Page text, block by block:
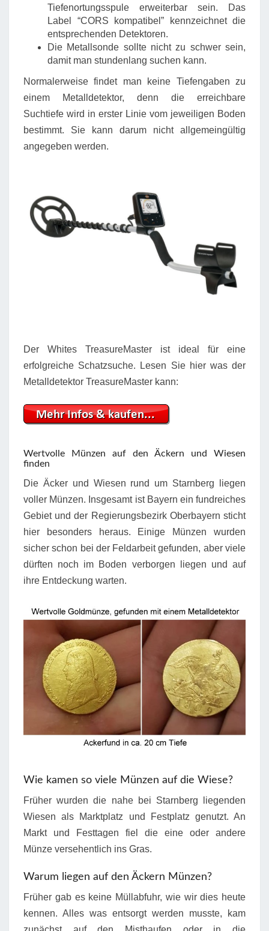
Tiefenortungsspule erweiterbar sein. Das
Label “CORS kompatibel” kennzeichnet die
entsprechenden Detektoren.
Die Metallsonde sollte nicht zu schwer sein,
damit man stundenlang suchen kann.
Normalerweise findet man keine Tiefengaben zu
einem Metalldetektor, denn die erreichbare
Suchtiefe wird in erster Linie vom jeweiligen Boden
bestimmt. Sie kann darum nicht allgemeingültig
angegeben werden.
Der Whites TreasureMaster ist ideal für eine
erfolgreiche Schatzsuche. Lesen Sie hier was der
Metalldetektor TreasureMaster kann:
Wertvolle Münzen auf den Äckern und Wiesen
finden
Die Äcker und Wiesen rund um Starnberg liegen
voller Münzen. Insgesamt ist Bayern ein fundreiches
Gebiet und der Regierungsbezirk Oberbayern sticht
hier besonders heraus. Einige Münzen wurden
sicher schon bei der Feldarbeit gefunden, aber viele
dürften noch im Boden verborgen liegen und auf
ihre Entdeckung warten.
Wie kamen so viele Münzen auf die Wiese?
Früher wurden die nahe bei Starnberg liegenden
Wiesen als Marktplatz und Festplatz genutzt. An
Markt und Festtagen fiel die eine oder andere
Münze versehentlich ins Gras.
Warum liegen auf den Äckern Münzen?
Früher gab es keine Müllabfuhr, wie wir dies heute
kennen. Alles was entsorgt werden musste, kam